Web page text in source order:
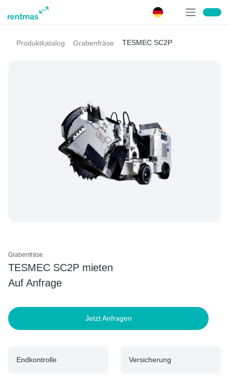
Produktkatalog Grabenfräse TESMEC SC2P
Grabenfräse
TESMEC SC2P mieten
Auf Anfrage
Jetzt Anfragen
Endkontrolle Versicherung